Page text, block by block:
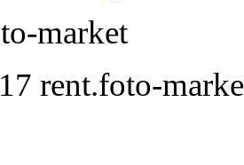
market
rent.foto-